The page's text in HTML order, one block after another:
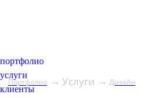
портфолио
услуги
клиенты
Портфолио → Услуги → Дизайн